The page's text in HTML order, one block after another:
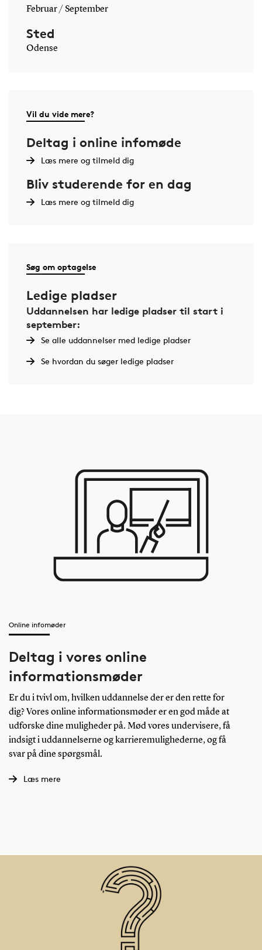
Februar / September
Sted
Odense
Vil du vide mere?
Deltag i online infomøde
Læs mere og tilmeld dig
Bliv studerende for en dag
Læs mere og tilmeld dig
Søg om optagelse
Ledige pladser
Uddannelsen har ledige pladser til start i
september:
Se alle uddannelser med ledige pladser
Se hvordan du søger ledige pladser
Online infomøder
Deltag i vores online
informationsmøder
Er du i tvivl om, hvilken uddannelse der er den rette for
dig? Vores online informationsmøder er en god måde at
udforske dine muligheder på. Mød vores undervisere, få
indsigt i uddannelserne og karrieremulighederne, og få
svar på dine spørgsmål.
Læs mere